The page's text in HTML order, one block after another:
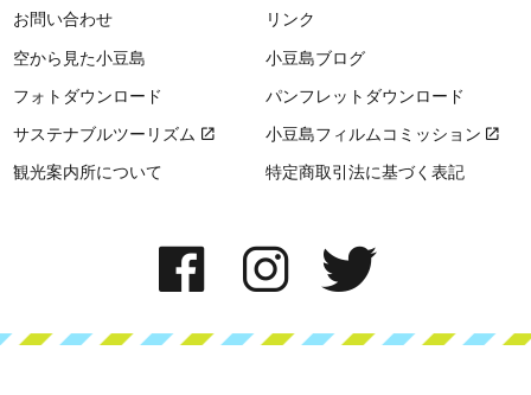
お問い合わせ リンク
空から見た小豆島 小豆島ブログ
フォトダウンロード パンフレットダウンロード
サステナブルツーリズム 小豆島フィルムコミッション
観光案内所について 特定商取引法に基づく表記